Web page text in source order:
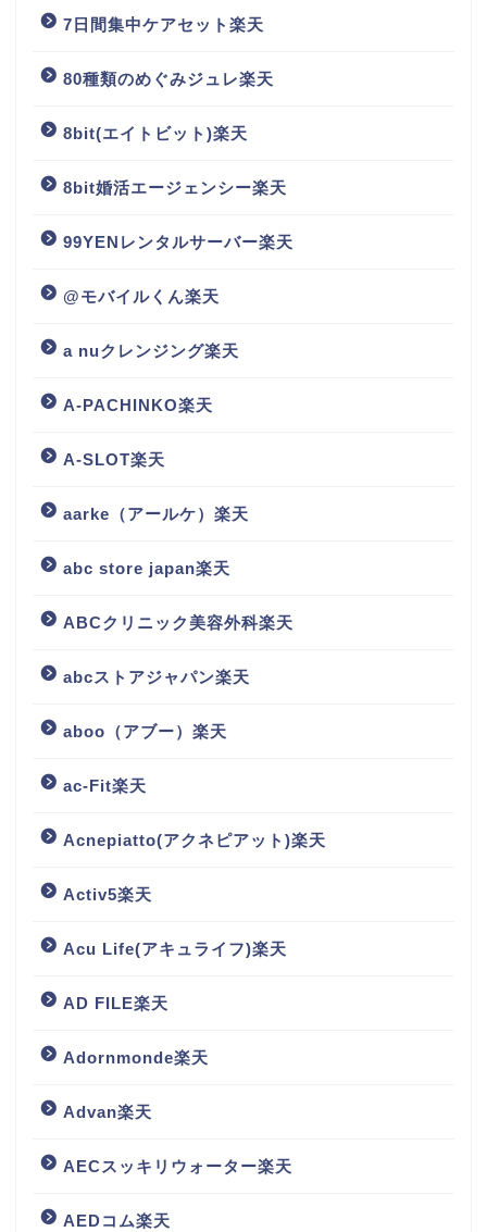
7日間集中ケアセット楽天
80種類のめぐみジュレ楽天
8bit(エイトビット)楽天
8bit婚活エージェンシー楽天
99YENレンタルサーバー楽天
@モバイルくん楽天
a nuクレンジング楽天
A-PACHINKO楽天
A-SLOT楽天
aarke（アールケ）楽天
abc store japan楽天
ABCクリニック美容外科楽天
abcストアジャパン楽天
aboo（アブー）楽天
ac-Fit楽天
Acnepiatto(アクネピアット)楽天
Activ5楽天
Acu Life(アキュライフ)楽天
AD FILE楽天
Adornmonde楽天
Advan楽天
AECスッキリウォーター楽天
AEDコム楽天